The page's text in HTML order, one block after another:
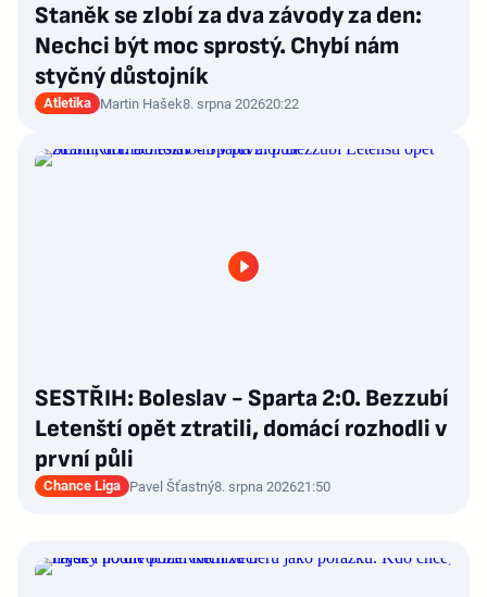
Staněk se zlobí za dva závody za den:
Nechci být moc sprostý. Chybí nám
styčný důstojník
Atletika Martin Hašek8. srpna 202620:22
SESTŘIH: Boleslav - Sparta 2:0. Bezzubí
Letenští opět ztratili, domácí rozhodli v
první půli
Chance Liga Pavel Šťastný8. srpna 202621:50